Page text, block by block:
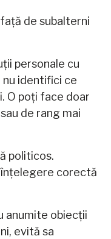
de subalterni
personale cu
nu identifici ce
O poți face doar
de rang mai
politicos.
corectă
anumite obiecții
evită sa